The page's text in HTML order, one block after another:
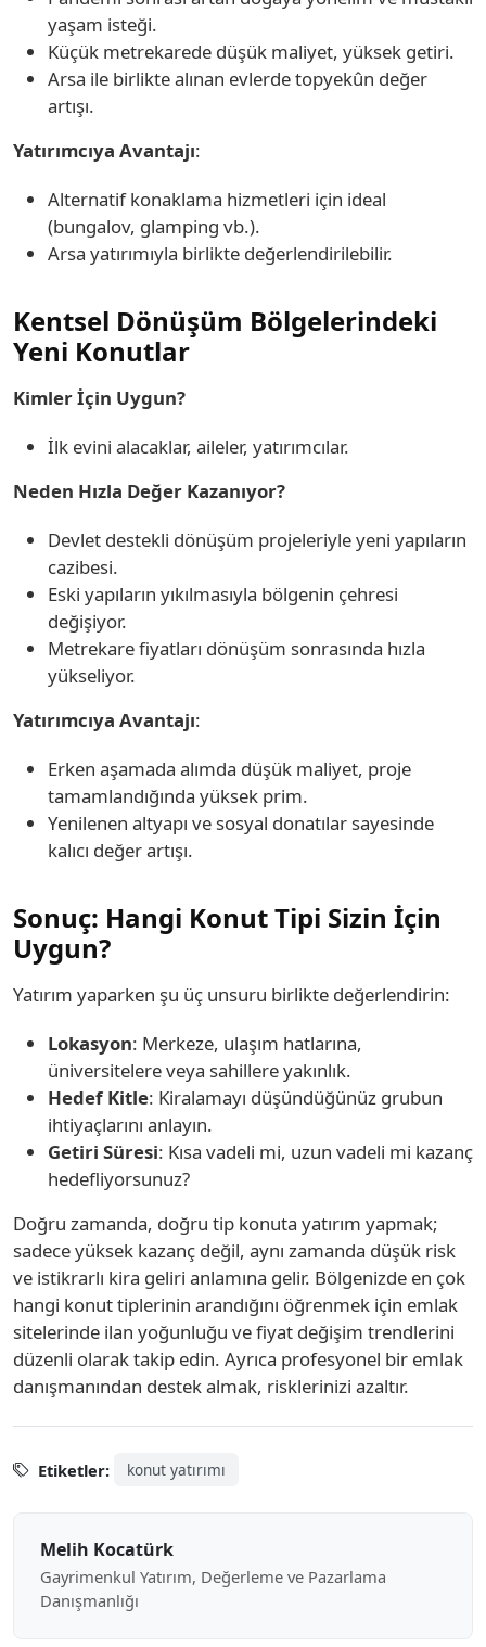
yaşam isteği.
Küçük metrekarede düşük maliyet, yüksek getiri.
Arsa ile birlikte alınan evlerde topyekûn değer
artışı.
Yatırımcıya Avantajı:
Alternatif konaklama hizmetleri için ideal
(bungalov, glamping vb.).
Arsa yatırımıyla birlikte değerlendirilebilir.
Kentsel Dönüşüm Bölgelerindeki
Yeni Konutlar
Kimler İçin Uygun?
İlk evini alacaklar, aileler, yatırımcılar.
Neden Hızla Değer Kazanıyor?
Devlet destekli dönüşüm projeleriyle yeni yapıların
cazibesi.
Eski yapıların yıkılmasıyla bölgenin çehresi
değişiyor.
Metrekare fiyatları dönüşüm sonrasında hızla
yükseliyor.
Yatırımcıya Avantajı:
Erken aşamada alımda düşük maliyet, proje
tamamlandığında yüksek prim.
Yenilenen altyapı ve sosyal donatılar sayesinde
kalıcı değer artışı.
Sonuç: Hangi Konut Tipi Sizin İçin
Uygun?
Yatırım yaparken şu üç unsuru birlikte değerlendirin:
Lokasyon: Merkeze, ulaşım hatlarına,
üniversitelere veya sahillere yakınlık.
Hedef Kitle: Kiralamayı düşündüğünüz grubun
ihtiyaçlarını anlayın.
Getiri Süresi: Kısa vadeli mi, uzun vadeli mi kazanç
hedefliyorsunuz?
Doğru zamanda, doğru tip konuta yatırım yapmak;
sadece yüksek kazanç değil, aynı zamanda düşük risk
ve istikrarlı kira geliri anlamına gelir. Bölgenizde en çok
hangi konut tiplerinin arandığını öğrenmek için emlak
sitelerinde ilan yoğunluğu ve fiyat değişim trendlerini
düzenli olarak takip edin. Ayrıca profesyonel bir emlak
danışmanından destek almak, risklerinizi azaltır.
Etiketler: konut yatırımı
Melih Kocatürk
Gayrimenkul Yatırım, Değerleme ve Pazarlama
Danışmanlığı